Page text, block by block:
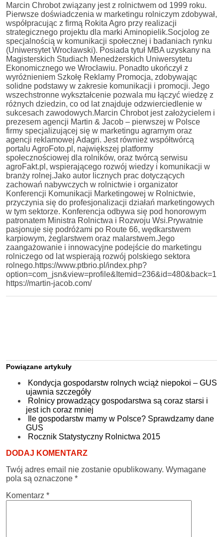
Marcin Chrobot związany jest z rolnictwem od 1999 roku.
Pierwsze doświadczenia w marketingu rolniczym zdobywał,
współpracując z firmą Rokita Agro przy realizacji
strategicznego projektu dla marki Aminopielik.Socjolog ze
specjalnością w komunikacji społecznej i badaniach rynku
(Uniwersytet Wrocławski). Posiada tytuł MBA uzyskany na
Magisterskich Studiach Menedżerskich Uniwersytetu
Ekonomicznego we Wrocławiu. Ponadto ukończył z
wyróżnieniem Szkołę Reklamy Promocja, zdobywając
solidne podstawy w zakresie komunikacji i promocji. Jego
wszechstronne wykształcenie pozwala mu łączyć wiedzę z
różnych dziedzin, co od lat znajduje odzwierciedlenie w
sukcesach zawodowych.Marcin Chrobot jest założycielem i
prezesem agencji Martin & Jacob – pierwszej w Polsce
firmy specjalizującej się w marketingu agrarnym oraz
agencji reklamowej Adagri. Jest również współtwórcą
portalu AgroFoto.pl, największej platformy
społecznościowej dla rolników, oraz twórcą serwisu
agroFakt.pl, wspierającego rozwój wiedzy i komunikacji w
branży rolnej.Jako autor licznych prac dotyczących
zachowań nabywczych w rolnictwie i organizator
Konferencji Komunikacji Marketingowej w Rolnictwie,
przyczynia się do profesjonalizacji działań marketingowych
w tym sektorze. Konferencja odbywa się pod honorowym
patronatem Ministra Rolnictwa i Rozwoju Wsi.Prywatnie
pasjonuje się podróżami po Route 66, wędkarstwem
karpiowym, żeglarstwem oraz malarstwem.Jego
zaangażowanie i innowacyjne podejście do marketingu
rolniczego od lat wspierają rozwój polskiego sektora
rolnego.https://www.ptbrio.pl/index.php?
option=com_jsn&view=profile&Itemid=236&id=480&back=1
https://martin-jacob.com/
Powiązane artykuły
Kondycja gospodarstw rolnych wciąż niepokoi – GUS
ujawnia szczegóły
Rolnicy prowadzący gospodarstwa są coraz starsi i
jest ich coraz mniej
Ile gospodarstw mamy w Polsce? Sprawdzamy dane
GUS
Rocznik Statystyczny Rolnictwa 2015
DODAJ KOMENTARZ
Twój adres email nie zostanie opublikowany. Wymagane
pola są oznaczone *
Komentarz *